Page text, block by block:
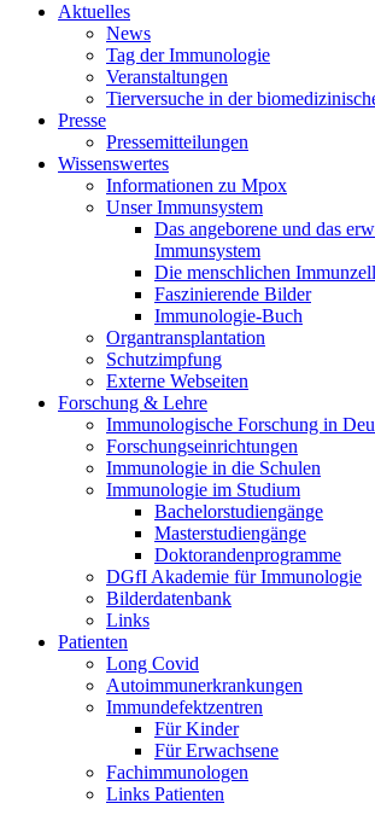
Aktuelles
News
Tag der Immunologie
Veranstaltungen
Tierversuche in der
Presse
Pressemitteilungen
Wissenswertes
Informationen zu Mpox
Unser Immunsystem
Das angeborene und das
Immunsystem
Die menschlichen
Faszinierende Bilder
Immunologie-Buch
Organtransplantation
Schutzimpfung
Externe Webseiten
Forschung & Lehre
Immunologische Forschung in
Forschungseinrichtungen
Immunologie in die Schulen
Immunologie im Studium
Bachelorstudiengänge
Masterstudiengänge
Doktorandenprogramme
DGfI Akademie für Immunologie
Bilderdatenbank
Links
Patienten
Long Covid
Autoimmunerkrankungen
Immundefektzentren
Für Kinder
Für Erwachsene
Fachimmunologen
Links Patienten